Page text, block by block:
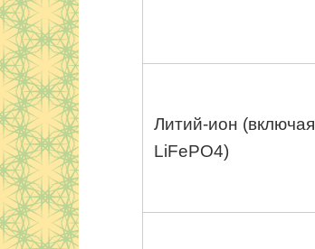
Литий‑ион (включая
LiFePO4)